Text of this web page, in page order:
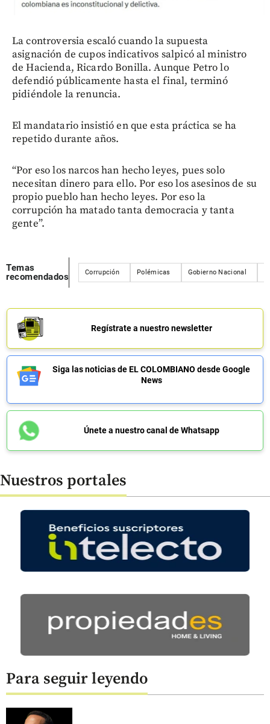
La controversia escaló cuando la supuesta
asignación de cupos indicativos salpicó al ministro
de Hacienda, Ricardo Bonilla. Aunque Petro lo
defendió públicamente hasta el final, terminó
pidiéndole la renuncia.
El mandatario insistió en que esta práctica se ha
repetido durante años.
“Por eso los narcos han hecho leyes, pues solo
necesitan dinero para ello. Por eso los asesinos de su
propio pueblo han hecho leyes. Por eso la
corrupción ha matado tanta democracia y tanta
gente”.
Temas
recomendados
Corrupción Polémicas Gobierno Nacional
Regístrate a nuestro newsletter
Siga las noticias de EL COLOMBIANO desde Google
News
Únete a nuestro canal de Whatsapp
Nuestros portales
Para seguir leyendo